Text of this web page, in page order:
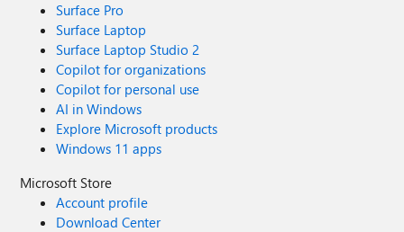
Surface Pro
Surface Laptop
Surface Laptop Studio 2
Copilot for organizations
Copilot for personal use
AI in Windows
Explore Microsoft products
Windows 11 apps
Microsoft Store
Account profile
Download Center